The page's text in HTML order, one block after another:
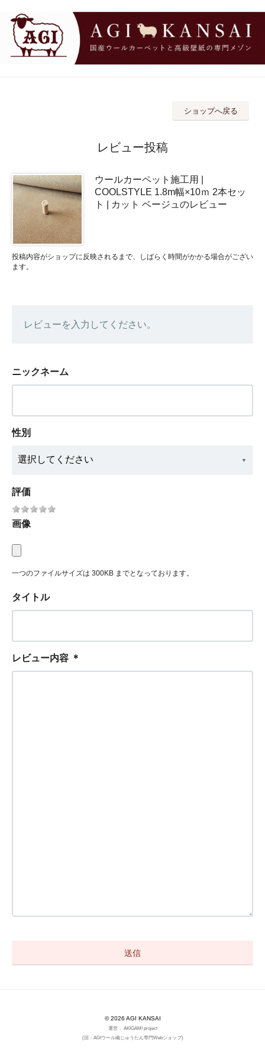
ショップへ戻る
レビュー投稿
ウールカーペット施工用 |
COOLSTYLE 1.8m幅×10ｍ 2本セッ
ト | カット ベージュのレビュー
投稿内容がショップに反映されるまで、しばらく時間がかかる場合がござい
ます。
レビューを入力してください。
ニックネーム
性別
評価
画像
一つのファイルサイズは 300KB までとなっております。
タイトル
レビュー内容 ＊
© 2026 AGI KANSAI
運営： AKIGAMI project
(旧：AGIウール織じゅうたん専門Webショップ)